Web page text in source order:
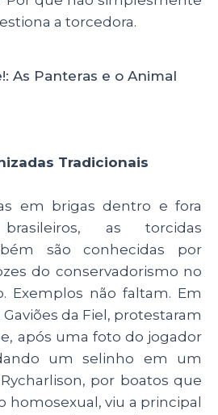
a torcedora.
As Panteras e o Animal
Tradicionais
em brigas dentro e fora
as torcidas
são conhecidas por
do conservadorismo no
Exemplos não faltam. Em
da Fiel, protestaram
após uma foto do jogador
um selinho em um
por boatos que
homosexual, viu a principal